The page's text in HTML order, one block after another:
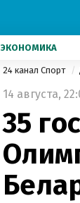
ЭКОНОМИКА
24 канал Спорт
14 августа,
35